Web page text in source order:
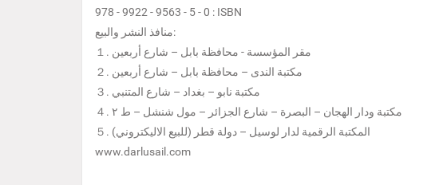
978 - 9922 - 9563 - 5 - 0 : ISBN
منافذ النشر والبيع:
１. مقر المؤسسة - محافظة بابل – شارع أربعين
２. مكتبة الندى – محافظة بابل – شارع أربعين
３. مكتبة نابو – بغداد – شارع المتنبي
４. مكتبة ودار الهجان – البصرة – شارع الجزائر – مول شنشل – ط ٢
５. المكتبة الرقمية لدار لوسيل – دولة قطر (للبيع الاليكتروني)
www.darlusail.com